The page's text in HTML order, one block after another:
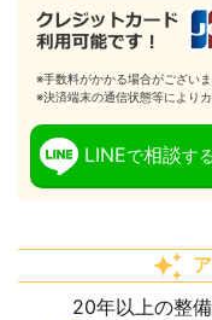
※手数料がかかる場合がございま
※決済端末の通信状態等により
LINEで相談す
20年以上の整